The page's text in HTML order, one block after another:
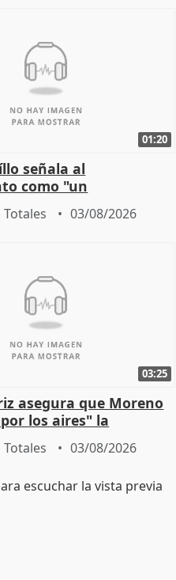
01:20
señala al
como "un
sobre viviendas de
03/08/2026
03:25
asegura que Moreno
los aires" la
acuerdo con SMA
03/08/2026